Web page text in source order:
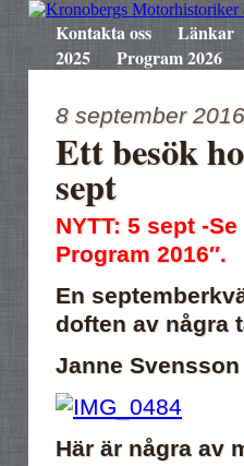
Kontakta oss Länkar
2025
Program 2026
8 september 2016
Ett besök
sept
NYTT: 5 sept -
Program 2016″.
En
doften av några
Janne
Här är några av